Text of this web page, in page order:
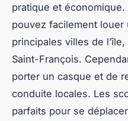
pratique et
pouvez facilement louer
principales villes de
Saint-François.
porter un casque et de
conduite locales. Les
parfaits pour se